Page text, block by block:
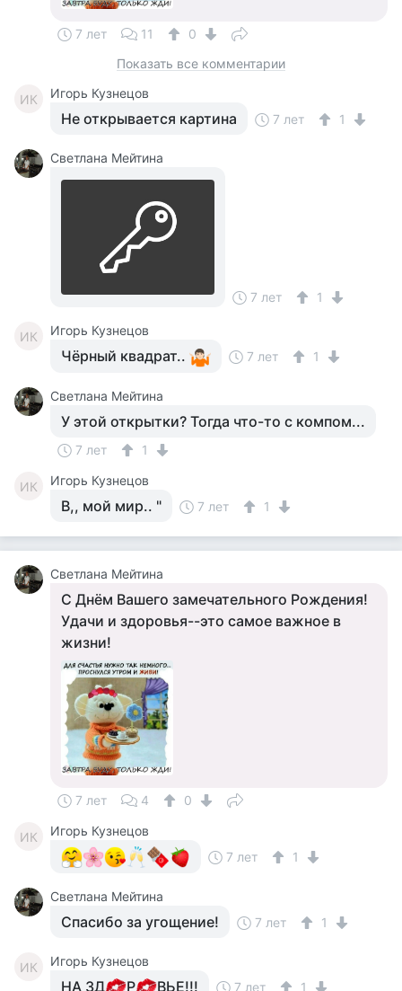
7 лет 11
0
Показать все комментарии
ИК Игорь Кузнецов
Не открывается картина 7 лет 1
Светлана Мейтина
7 лет 1
ИК Игорь Кузнецов
Чёрный квадрат.. 7 лет 1
Светлана Мейтина
У этой открытки? Тогда что-то с компом...
7 лет 1
ИК Игорь Кузнецов
В,, мой мир.. " 7 лет 1
Светлана Мейтина
С Днём Вашего замечательного Рождения!
Удачи и здоровья--это самое важное в
жизни!
7 лет 4 0
ИК
Игорь Кузнецов
7 лет
1
Светлана Мейтина
Спасибо за угощение! 7 лет 1
ИК Игорь Кузнецов
НА ЗД Р ВЬЕ!!! 7 лет 1